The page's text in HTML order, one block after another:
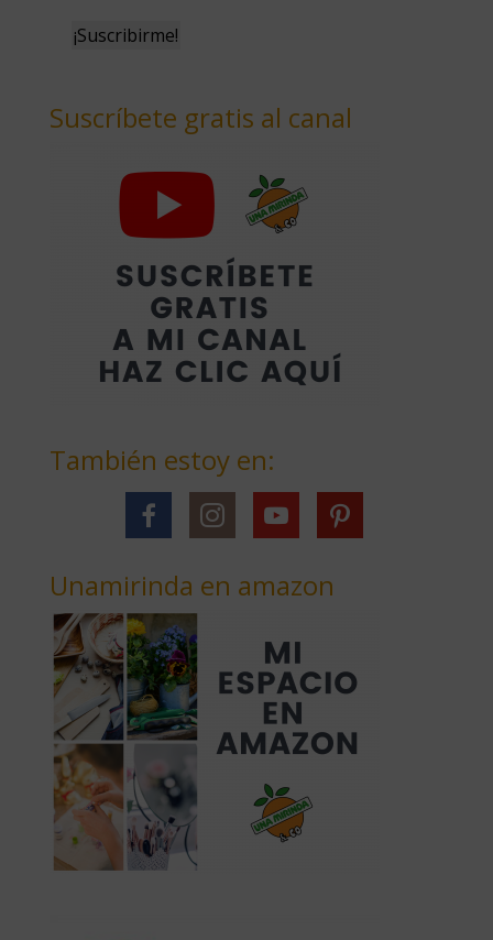
Suscríbete gratis al canal
También estoy en:
Unamirinda en amazon